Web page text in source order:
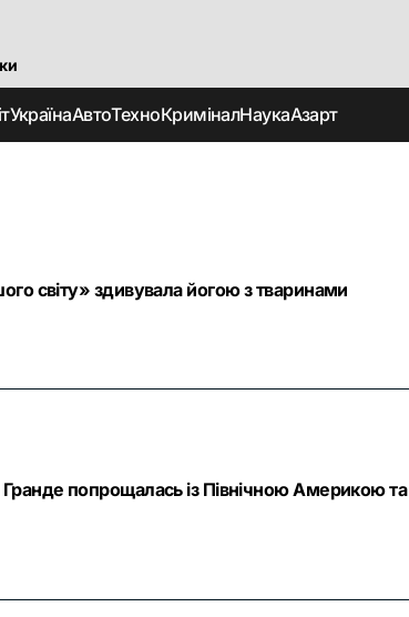
УкраїнаАвтоТехноКриміналНаукаАзарт
світу» здивувала йогою з тваринами
попрощалась із Північною Америкою та